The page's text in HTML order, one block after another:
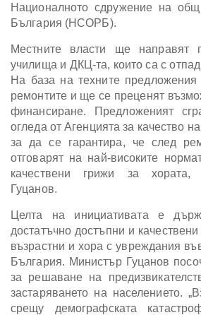
Националното сдружение на
България (НСОРБ).
Местните власти ще направят
училища и ДКЦ-та, които са с
На база на техните
ремонтите и ще се преценят
финансиране. Предложеният
огледа от Агенцията за качество
за да се гарантира, че след
отговарят на най-високите
качествени грижи за хората,
Гуцанов.
Целта на инициативата е
достатъчно достъпни и
възрастни и хора с увреждания
България. Министър Гуцанов
за решаване на
застаряването на населението.
срещу демографската